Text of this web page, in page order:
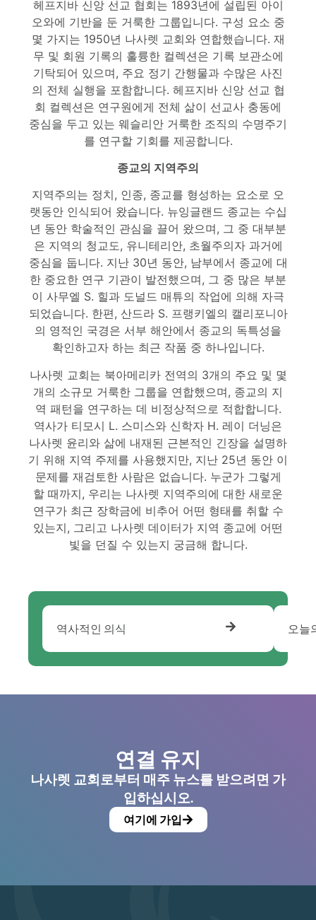
헤프지바 신앙 선교 협회는 1893년에 설립된 아이
오와에 기반을 둔 거룩한 그룹입니다. 구성 요소 중
몇 가지는 1950년 나사렛 교회와 연합했습니다. 재
무 및 회원 기록의 훌륭한 컬렉션은 기록 보관소에
기탁되어 있으며, 주요 정기 간행물과 수많은 사진
의 전체 실행을 포함합니다. 헤프지바 신앙 선교 협
회 컬렉션은 연구원에게 전체 삶이 선교사 충동에
중심을 두고 있는 웨슬리안 거룩한 조직의 수명주기
를 연구할 기회를 제공합니다.
종교의 지역주의
지역주의는 정치, 인종, 종교를 형성하는 요소로 오
랫동안 인식되어 왔습니다. 뉴잉글랜드 종교는 수십
년 동안 학술적인 관심을 끌어 왔으며, 그 중 대부분
은 지역의 청교도, 유니테리안, 초월주의자 과거에
중심을 둡니다. 지난 30년 동안, 남부에서 종교에 대
한 중요한 연구 기관이 발전했으며, 그 중 많은 부분
이 사무엘 S. 힐과 도널드 매튜의 작업에 의해 자극
되었습니다. 한편, 산드라 S. 프랭키엘의 캘리포니아
의 영적인 국경은 서부 해안에서 종교의 독특성을
확인하고자 하는 최근 작품 중 하나입니다.
나사렛 교회는 북아메리카 전역의 3개의 주요 및 몇
개의 소규모 거룩한 그룹을 연합했으며, 종교의 지
역 패턴을 연구하는 데 비정상적으로 적합합니다.
역사가 티모시 L. 스미스와 신학자 H. 레이 더닝은
나사렛 윤리와 삶에 내재된 근본적인 긴장을 설명하
기 위해 지역 주제를 사용했지만, 지난 25년 동안 이
문제를 재검토한 사람은 없습니다. 누군가 그렇게
할 때까지, 우리는 나사렛 지역주의에 대한 새로운
연구가 최근 장학금에 비추어 어떤 형태를 취할 수
있는지, 그리고 나사렛 데이터가 지역 종교에 어떤
빛을 던질 수 있는지 궁금해 합니다.
역사적인 의식 오늘
연결 유지
나사렛 교회로부터 매주 뉴스를 받으려면 가
입하십시오.
여기에 가입